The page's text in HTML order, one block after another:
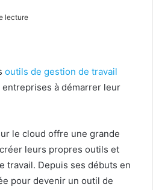
lecture
outils de gestion de travail
à démarrer leur
le cloud offre une grande
leurs propres outils et
travail. Depuis ses débuts en
pour devenir un outil de